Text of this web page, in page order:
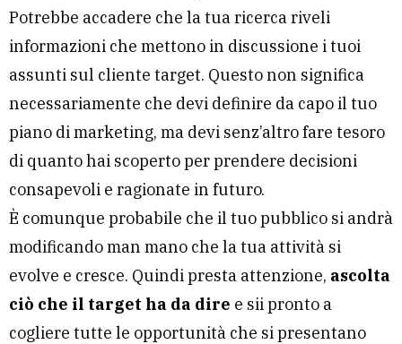
Potrebbe accadere che la tua ricerca riveli
informazioni che mettono in discussione i tuoi
assunti sul cliente target. Questo non significa
necessariamente che devi definire da capo il tuo
piano di marketing, ma devi senz’altro fare tesoro
di quanto hai scoperto per prendere decisioni
consapevoli e ragionate in futuro.
È comunque probabile che il tuo pubblico si andrà
modificando man mano che la tua attività si
evolve e cresce. Quindi presta attenzione, ascolta
ciò che il target ha da dire e sii pronto a
cogliere tutte le opportunità che si presentano